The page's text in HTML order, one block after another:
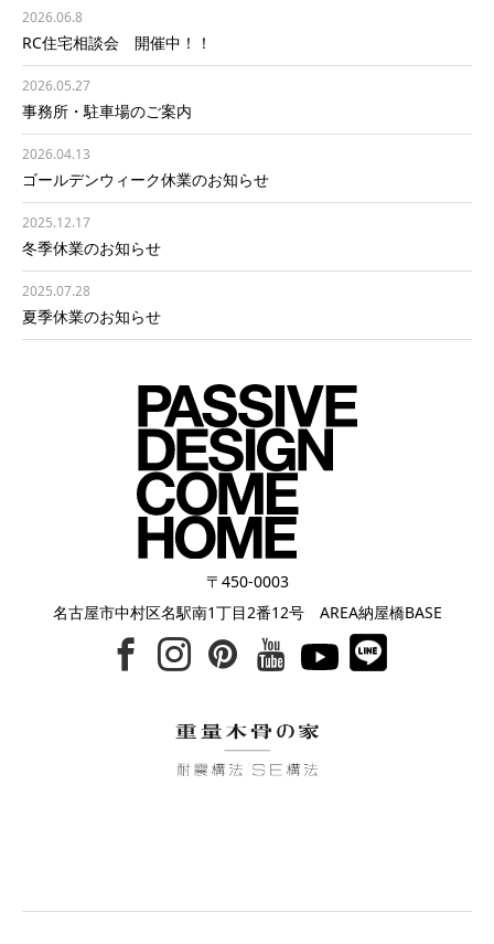
2026.06.8
RC住宅相談会 開催中！！
2026.05.27
事務所・駐車場のご案内
2026.04.13
ゴールデンウィーク休業のお知らせ
2025.12.17
冬季休業のお知らせ
2025.07.28
夏季休業のお知らせ
〒450-0003
名古屋市中村区名駅南1丁目2番12号 AREA納屋橋BASE